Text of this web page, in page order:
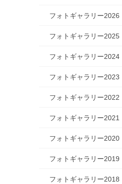
フォトギャラリー2026
フォトギャラリー2025
フォトギャラリー2024
フォトギャラリー2023
フォトギャラリー2022
フォトギャラリー2021
フォトギャラリー2020
フォトギャラリー2019
フォトギャラリー2018